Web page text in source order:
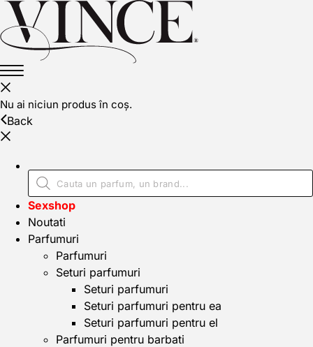
Nu ai niciun produs în coș.
Back
Sexshop
Noutati
Parfumuri
Parfumuri
Seturi parfumuri
Seturi parfumuri
Seturi parfumuri pentru ea
Seturi parfumuri pentru el
Parfumuri pentru barbati